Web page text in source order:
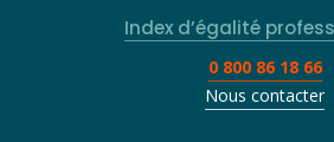
Index d’égalité
0 800 86 18 66
Nous contacter